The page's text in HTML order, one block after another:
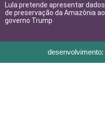
Lula pretende apresentar dados
de preservação da Amazônia ao
governo Trump
desenvolvimento: